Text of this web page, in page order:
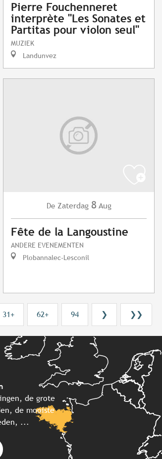
Pierre Fouchenneret
interprète "Les Sonates et
Partitas pour violon seul"
MUZIEK
Landunvez
De Zaterdag 8 Aug
Fête de la Langoustine
ANDERE EVENEMENTEN
Plobannalec-Lesconil
31+ 62+ 94 ❯ ❯❯
de grote
de mooiste
...